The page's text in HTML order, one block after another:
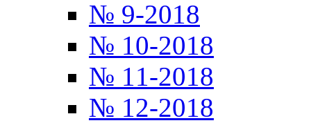
№ 9-2018
№ 10-2018
№ 11-2018
№ 12-2018